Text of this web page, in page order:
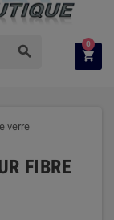
 
0
FIBRE